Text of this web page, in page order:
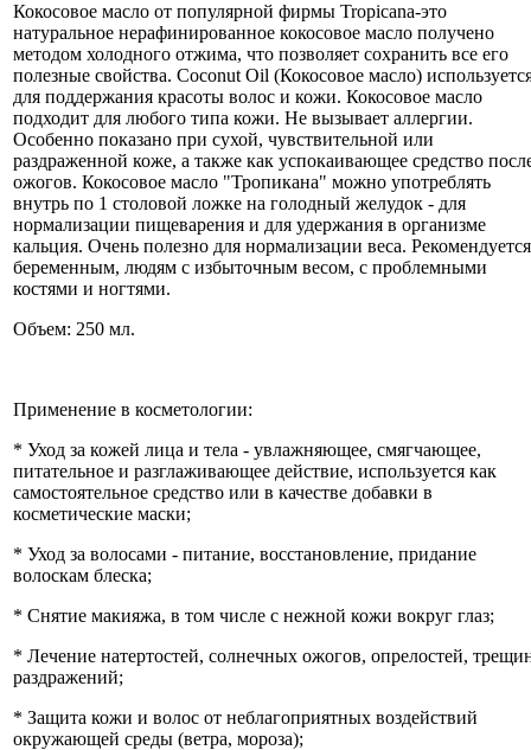
Кокосовое масло от популярной фирмы Tropicana-это
натуральное нерафинированное кокосовое масло получено
методом холодного отжима, что позволяет сохранить все его
полезные свойства. Coconut Oil (Кокосовое масло)
для поддержания красоты волос и кожи. Кокосовое масло
подходит для любого типа кожи. Не вызывает аллергии.
Особенно показано при сухой, чувствительной или
раздраженной коже, а также как успокаивающее средство
ожогов. Кокосовое масло "Тропикана" можно употреблять
внутрь по 1 столовой ложке на голодный желудок - для
нормализации пищеварения и для удержания в организме
кальция. Очень полезно для нормализации веса. Рекомендуется
беременным, людям с избыточным весом, с проблемными
костями и ногтями.
Объем: 250 мл.
Применение в косметологии:
* Уход за кожей лица и тела - увлажняющее, смягчающее,
питательное и разглаживающее действие, используется как
самостоятельное средство или в качестве добавки в
косметические маски;
* Уход за волосами - питание, восстановление, придание
волоскам блеска;
* Снятие макияжа, в том числе с нежной кожи вокруг глаз;
* Лечение натертостей, солнечных ожогов, опрелостей,
раздражений;
* Защита кожи и волос от неблагоприятных воздействий
окружающей среды (ветра, мороза);